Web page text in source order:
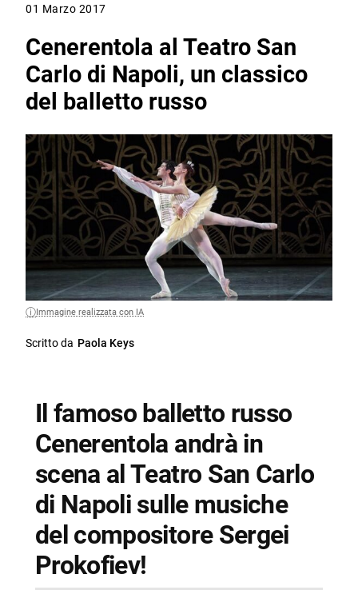
01 Marzo 2017
Cenerentola al Teatro San
Carlo di Napoli, un classico
del balletto russo
Immagine realizzata con IA
Scritto da Paola Keys
Il famoso balletto russo
Cenerentola andrà in
scena al Teatro San Carlo
di Napoli sulle musiche
del compositore Sergei
Prokofiev!